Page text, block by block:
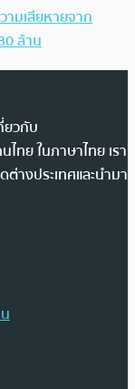
ามเสียหายจาก
ล้าน
ยวกับ
ทย ในภาษาไทย เรา
างประเทศและนำมา